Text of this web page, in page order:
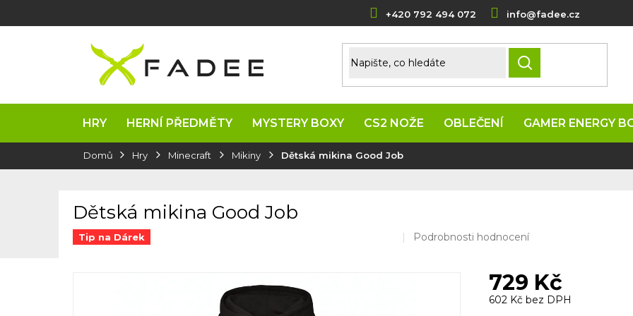
+420 792 494 072 info@fadee.cz
HLEDAT
HRY HERNÍ PŘEDMĚTY MYSTERY BOXY CS2 NOŽE OBLEČENÍ GAMER ENERGY
DomůHry Minecraft Mikiny Dětská mikina Good Job
Dětská mikina Good Job
Tip na Dárek
Průměrné
Podrobnosti hodnocení
729 Kč
602 Kč bez DPH